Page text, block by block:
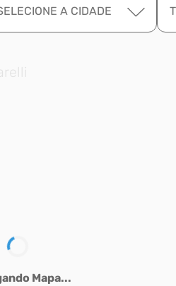
A CIDADE
Mapa...